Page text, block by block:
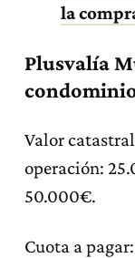
la
Plusvalía
Valor
operación:
50.000€.
Cuota a